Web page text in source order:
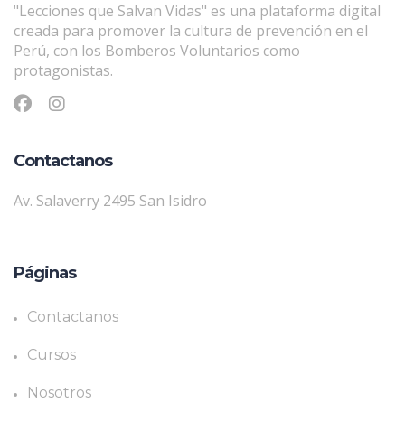
"Lecciones que Salvan Vidas" es una plataforma digital
creada para promover la cultura de prevención en el
Perú, con los Bomberos Voluntarios como
protagonistas.
Contactanos
Av. Salaverry 2495 San Isidro
Páginas
Contactanos
Cursos
Nosotros